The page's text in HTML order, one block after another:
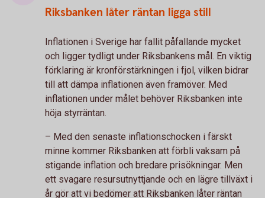
Riksbanken låter räntan ligga still
Inflationen i Sverige har fallit påfallande mycket
och ligger tydligt under Riksbankens mål. En viktig
förklaring är kronförstärkningen i fjol, vilken bidrar
till att dämpa inflationen även framöver. Med
inflationen under målet behöver Riksbanken inte
höja styrräntan.
– Med den senaste inflationschocken i färskt
minne kommer Riksbanken att förbli vaksam på
stigande inflation och bredare prisökningar. Men
ett svagare resursutnyttjande och en lägre tillväxt i
år gör att vi bedömer att Riksbanken låter räntan